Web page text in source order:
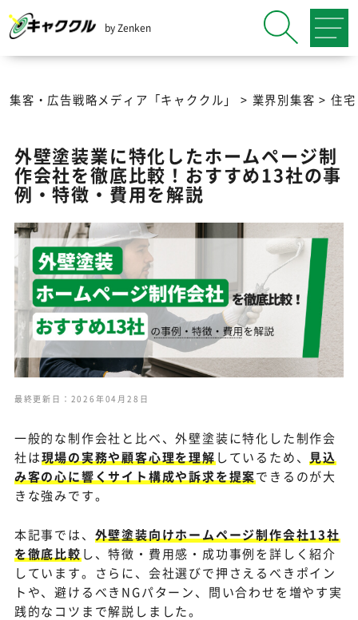
by Zenken
集客・広告戦略メディア「キャククル」 > 業界別集客 > 住
外壁塗装業に特化したホームページ制
作会社を徹底比較！おすすめ13社の事
例・特徴・費用を解説
最終更新日：2026年04月28日
一般的な制作会社と比べ、外壁塗装に特化した制作会
社は現場の実務や顧客心理を理解 しているため、 見込
み客の心に響くサイト構成や訴求を提案できるのが大
きな強みです。
本記事では、 外壁塗装向けホームページ制作会社13社
を徹底比較 し、特徴・費用感・成功事例を詳しく紹介
しています。さらに、会社選びで押さえるべきポイン
トや、避けるべきNGパターン、問い合わせを増やす実
践的なコツまで解説しました。